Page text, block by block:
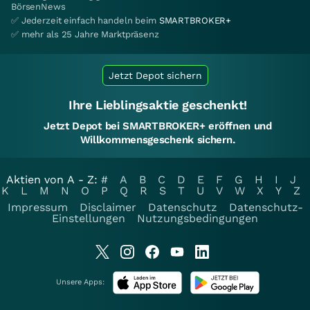
BörsenNews
✅ Jederzeit einfach handeln beim SMARTBROKER+
✅ mehr als 25 Jahre Marktpräsenz
Jetzt Depot sichern
Ihre Lieblingsaktie geschenkt!
Jetzt Depot bei SMARTBROKER+ eröffnen und
Willkommensgeschenk sichern.
Aktien von A - Z: # A B C D E F G H I
J
K
L M N O P Q R S T U V W X Y
Z
Impressum
Disclaimer Datenschutz
Datenschutz-
Einstellungen
Nutzungsbedingungen
Unsere Apps: